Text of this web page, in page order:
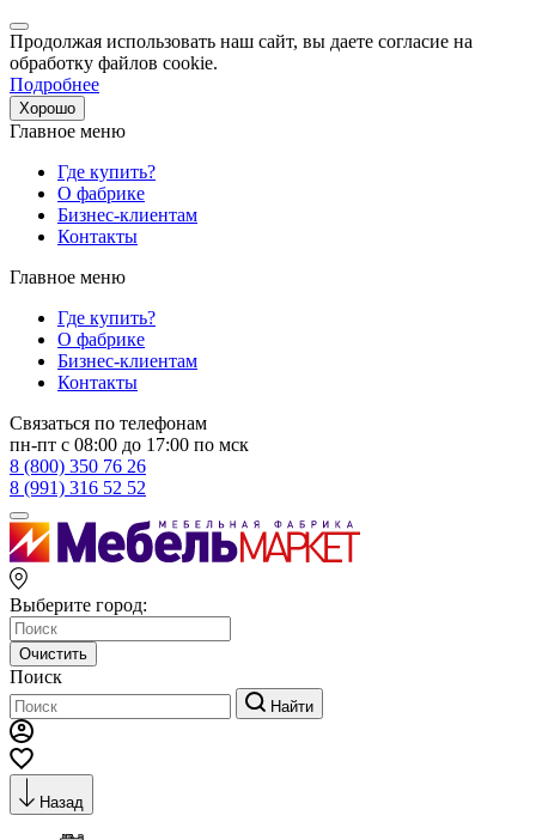
Продолжая использовать наш сайт, вы даете согласие на
обработку файлов cookie.
Подробнее
Хорошо
Главное меню
Где купить?
О фабрике
Бизнес-клиентам
Контакты
Главное меню
Где купить?
О фабрике
Бизнес-клиентам
Контакты
Связаться по телефонам
пн-пт с 08:00 до 17:00 по мск
8 (800) 350 76 26
8 (991) 316 52 52
Выберите город:
Очистить
Поиск
Найти
Назад